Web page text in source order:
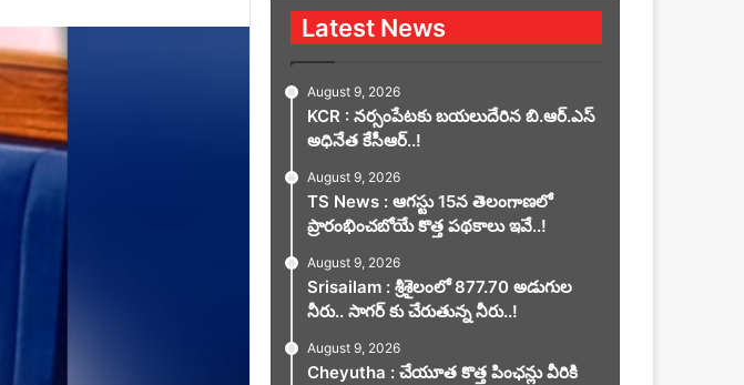
Latest News
August 9, 2026
KCR : నర్సంపేటకు బయలుదేరిన బి.ఆర్.ఎస్
అధినేత కేసీఆర్..!
August 9, 2026
TS News : ఆగస్టు 15న తెలంగాణలో
ప్రారంభించబోయే కొత్త పథకాలు ఇవే..!
August 9, 2026
Srisailam : శ్రీశైలంలో 877.70 అడుగుల
నీరు.. సాగర్ కు చేరుతున్న నీరు..!
August 9, 2026
Cheyutha : చేయూత కొత్త పింఛన్లు వీరికి